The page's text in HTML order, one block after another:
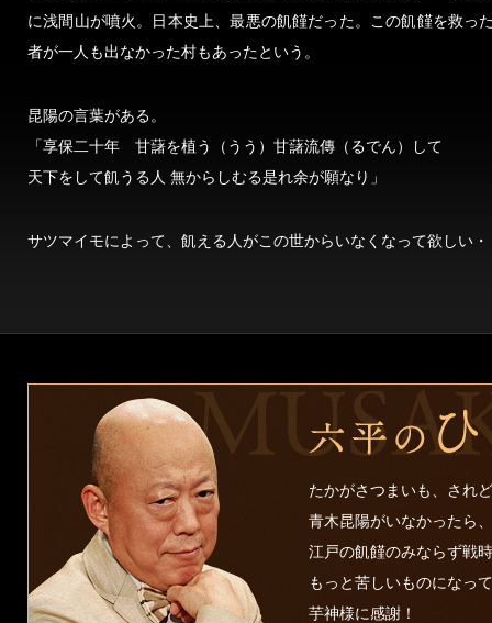
に浅間山が噴火。日本史上、最悪の飢饉だった。この飢饉を救
者が一人も出なかった村もあったという。
昆陽の言葉がある。
「享保二十年 甘藷を植う（うう）甘藷流傳（るでん）して
天下をして飢うる人 無からしむる是れ余が願なり」
サツマイモによって、飢える人がこの世からいなくなって欲しい
たかがさつまいも、され
青木昆陽がいなかったら、
江戸の飢饉のみならず戦
もっと苦しいものになっ
芋神様に感謝！